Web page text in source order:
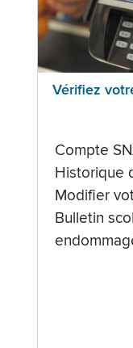
Vérifiez
Compte
Historique
Modifier
Bulletin